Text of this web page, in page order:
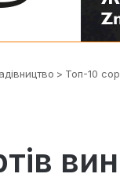
> Топ-10